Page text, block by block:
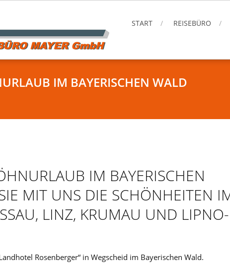
START REISEBÜRO
IM BAYERISCHEN WALD
IM BAYERISCHEN
MIT UNS DIE SCHÖNHEITEN
LINZ, KRUMAU UND LIPNO-
Rosenberger“ in Wegscheid im Bayerischen Wald.